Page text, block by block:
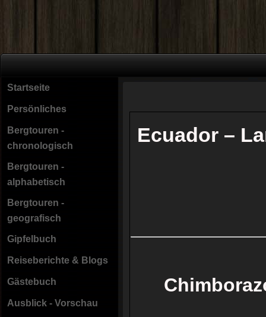
Startseite
Persönliches
Bergtouren -
chronologisch
Bergtouren -
alphabetisch
Bergtouren -
geografisch
Gipfelbuch
Reiseberichte & Blogs
Gästebuch
Ausblick - Vorschau
Ecuador –